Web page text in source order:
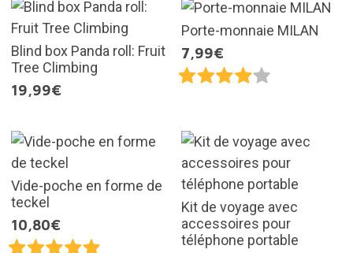
Blind box Panda roll: Fruit
Tree Climbing
19,99€
Porte-monnaie MILAN
7,99€
Vide-poche en forme de
teckel
10,80€
Kit de voyage avec
accessoires pour
téléphone portable